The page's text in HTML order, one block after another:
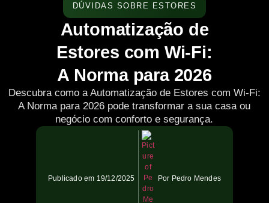
DÚVIDAS SOBRE ESTORES
Automatização de
Estores com Wi-Fi:
A Norma para 2026
Descubra como a Automatização de Estores com Wi-Fi:
A Norma para 2026 pode transformar a sua casa ou
negócio com conforto e segurança.
Publicado em 19/12/2025 Por Pedro Mendes